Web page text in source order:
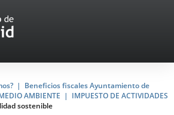
Beneficios fiscales Ayuntamiento de
AMBIENTE
IMPUESTO DE ACTIVIDADES
sostenible